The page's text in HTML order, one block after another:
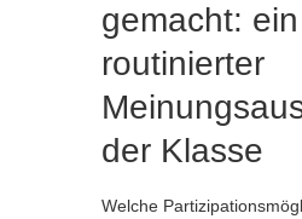
gemacht: ein
routinierter
der Klasse
Welche